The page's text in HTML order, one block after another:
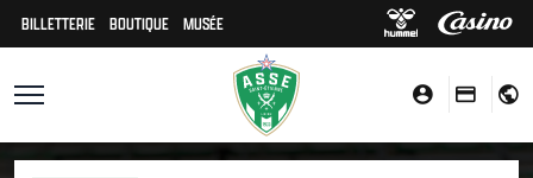
BILLETTERIE BOUTIQUE MUSÉE